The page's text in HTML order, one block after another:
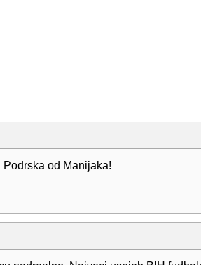
od Manijaka!